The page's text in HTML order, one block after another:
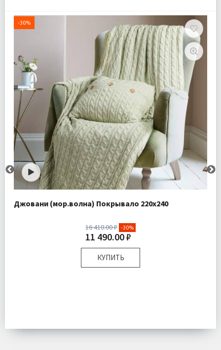
-30%
Джовани (мор.волна) Покрывало 220х240
16 410.00 ₽ -30%
11 490.00 ₽
КУПИТЬ